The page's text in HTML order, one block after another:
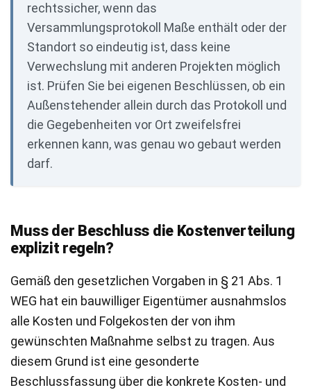
rechtssicher, wenn das
Versammlungsprotokoll Maße enthält oder der
Standort so eindeutig ist, dass keine
Verwechslung mit anderen Projekten möglich
ist. Prüfen Sie bei eigenen Beschlüssen, ob ein
Außenstehender allein durch das Protokoll und
die Gegebenheiten vor Ort zweifelsfrei
erkennen kann, was genau wo gebaut werden
darf.
Muss der Beschluss die Kostenverteilung
explizit regeln?
Gemäß den gesetzlichen Vorgaben in § 21 Abs. 1
WEG hat ein bauwilliger Eigentümer ausnahmslos
alle Kosten und Folgekosten der von ihm
gewünschten Maßnahme selbst zu tragen. Aus
diesem Grund ist eine gesonderte
Beschlussfassung über die konkrete Kosten- und